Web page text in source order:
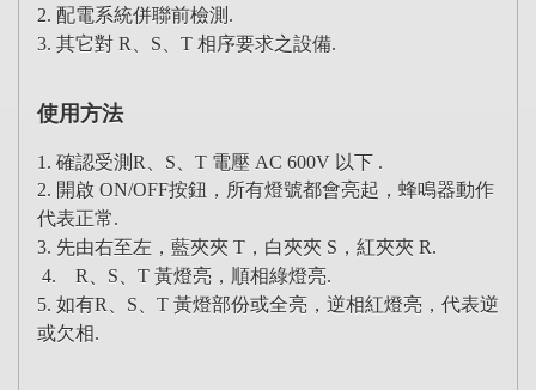
2. 配電系統併聯前檢測.
3. 其它對 R、S、T 相序要求之設備.
使用方法
1. 確認受測R、S、T 電壓 AC 600V 以下 .
2. 開啟 ON/OFF按鈕，所有燈號都會亮起，蜂鳴器動作
代表正常.
3. 先由右至左，藍夾夾 T，白夾夾 S，紅夾夾 R.
4. R、S、T 黃燈亮，順相綠燈亮.
5. 如有R、S、T 黃燈部份或全亮，逆相紅燈亮，代表逆
或欠相.